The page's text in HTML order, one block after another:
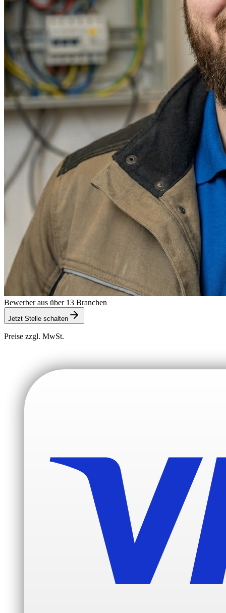
Bewerber aus über 13 Branchen
Jetzt Stelle schalten
Preise zzgl. MwSt.